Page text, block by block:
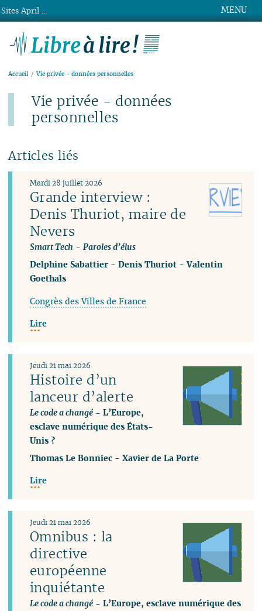
MENU
Accueil Vie privée - données personnelles
Vie privée - données
personnelles
Articles liés
Grande interview :
Denis Thuriot, maire de
Nevers
Smart Tech -Paroles d’élus
Mardi 28 juillet 2026
Delphine Sabattier -Denis Thuriot -Valentin
Goethals
Congrès des Villes de France
Lire
Histoire d’un
lanceur d’alerte
Le code a changé - L’Europe,
esclave numérique des États-
Unis ?
Jeudi 21 mai 2026
Thomas Le Bonniec -Xavier de La Porte
Lire
Omnibus : la
directive
européenne
inquiétante
Le code a changé - L’Europe, esclave numérique des
Jeudi 21 mai 2026
Sites April ...